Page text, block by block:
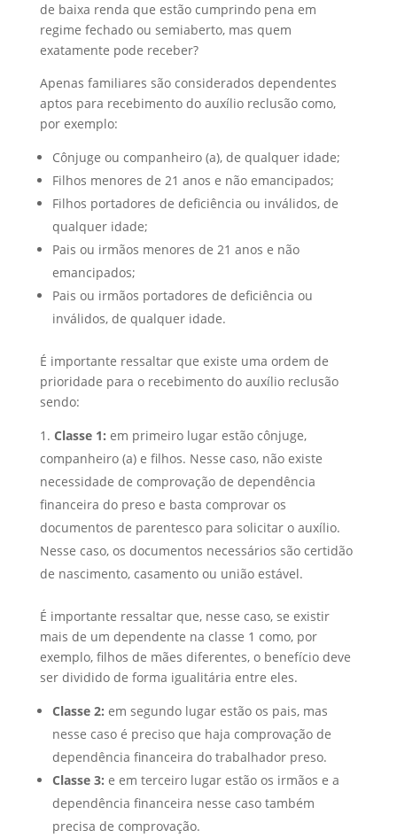
de baixa renda que estão cumprindo pena em
regime fechado ou semiaberto, mas quem
exatamente pode receber?
Apenas familiares são considerados dependentes
aptos para recebimento do auxílio reclusão como,
por exemplo:
Cônjuge ou companheiro (a), de qualquer idade;
Filhos menores de 21 anos e não emancipados;
Filhos portadores de deficiência ou inválidos, de
qualquer idade;
Pais ou irmãos menores de 21 anos e não
emancipados;
Pais ou irmãos portadores de deficiência ou
inválidos, de qualquer idade.
É importante ressaltar que existe uma ordem de
prioridade para o recebimento do auxílio reclusão
sendo:
Classe 1: em primeiro lugar estão cônjuge,
companheiro (a) e filhos. Nesse caso, não existe
necessidade de comprovação de dependência
financeira do preso e basta comprovar os
documentos de parentesco para solicitar o auxílio.
Nesse caso, os documentos necessários são certidão
de nascimento, casamento ou união estável.
É importante ressaltar que, nesse caso, se existir
mais de um dependente na classe 1 como, por
exemplo, filhos de mães diferentes, o benefício deve
ser dividido de forma igualitária entre eles.
Classe 2: em segundo lugar estão os pais, mas
nesse caso é preciso que haja comprovação de
dependência financeira do trabalhador preso.
Classe 3: e em terceiro lugar estão os irmãos e a
dependência financeira nesse caso também
precisa de comprovação.